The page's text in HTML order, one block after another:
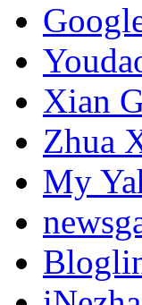
Xian
Zhua
My